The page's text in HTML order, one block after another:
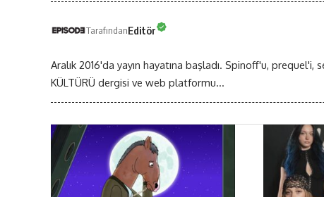
TarafındanEditör
Aralık 2016'da yayın hayatına başladı. Spinoff'u,
KÜLTÜRÜ dergisi ve web platformu...